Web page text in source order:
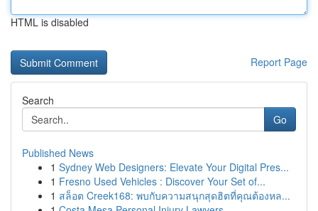
HTML is disabled
Report Page
Search
Go
Published News
1 Sydney Web Designers: Elevate Your Digital Pres...
1 Fresno Used Vehicles : Discover Your Set of...
1 สล็อต Creek168: พบกับความสนุกสุดฮิตที่คุณต้องหล...